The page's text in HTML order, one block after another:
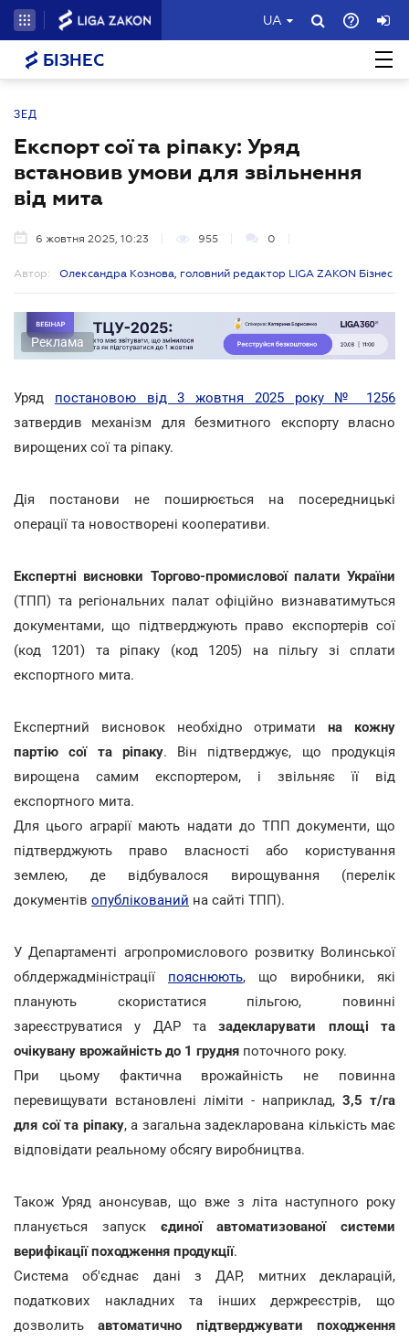
UA
БІЗНЕС
ЗЕД
Експорт сої та ріпаку: Уряд
встановив умови для звільнення
від мита
6 жовтня 2025, 10:23 955 0
Автор: Олександра Кознова, головний редактор LIGA ZAKON Бізнес
Реклама
Уряд постановою від 3 жовтня 2025 року № 1256
затвердив механізм для безмитного експорту власно
вирощених сої та ріпаку.
Дія постанови не поширюється на посередницькі
операції та новостворені кооперативи.
Експертні висновки Торгово-промислової палати України
(ТПП) та регіональних палат офіційно визнаватимуться
документами, що підтверджують право експортерів сої
(код 1201) та ріпаку (код 1205) на пільгу зі сплати
експортного мита.
Експертний висновок необхідно отриматина кожну
партію сої та ріпаку. Він підтверджує, що продукція
вирощена самим експортером, і звільняє її від
експортного мита.
Для цього аграрії мають надати до ТПП документи, що
підтверджують право власності або користування
землею, де відбувалося вирощування (перелік
документів опублікований на сайті ТПП).
У Департаменті агропромислового розвитку Волинської
облдержадміністрації пояснюють, що виробники, які
планують скористатися пільгою, повинні
зареєструватися у ДАР тазадекларувати площі та
очікувану врожайність до 1 грудня поточного року.
При цьому фактична врожайність не повинна
перевищувати встановлені ліміти - наприклад, 3,5 т/га
для сої та ріпаку, а загальна задекларована кількість має
відповідати реальному обсягу виробництва.
Також Уряд анонсував, що вже з літа наступного року
планується запуск єдиної автоматизованої системи
верифікації походження продукції.
Система об'єднає дані з ДАР, митних декларацій,
податкових накладних та інших держреєстрів, що
дозволитьавтоматично підтверджувати походження